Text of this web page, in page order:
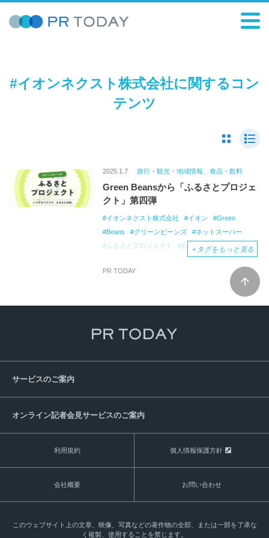
#イオンネクスト株式会社に関するコン
テンツ
2025.1.7 旅行・観光・地域情報、食品・飲料
Green Beansから「ふるさとプロジェ
クト」第四弾
イオンネクスト株式会社 イオン
Green
Beans
グリーンビーンズ
ネットスーパー
ふるさとプロジェクト
石川
＋ タグをもっと見る
PR TODAY
サービスのご案内
オンライン記者会見サービスのご案内
利用規約 個人情報保護方針
会社概要 お問い合わせ
このウェブサイト上の文章、映像、写真などの著作物の全部、または一部を了承な
く複製、使用することを禁じます。